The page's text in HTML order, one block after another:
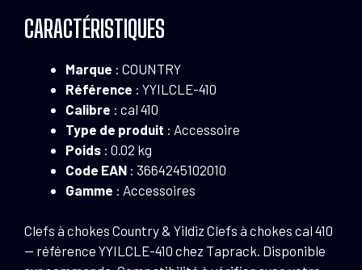
CARACTÉRISTIQUES
Marque : COUNTRY
Référence : YYILCLE-410
Calibre : cal 410
Type de produit : Accessoire
Poids : 0.02 kg
Code EAN : 3664245102010
Gamme : Accessoires
Clefs à chokes Country & Yildiz Clefs à chokes cal 410
— référence YYILCLE-410 chez Taprack. Disponible